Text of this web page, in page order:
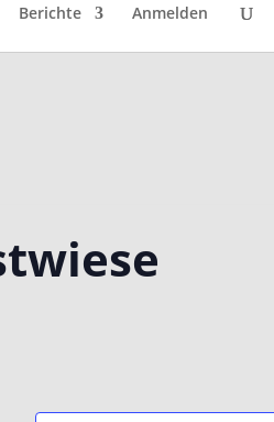
Berichte Anmelden